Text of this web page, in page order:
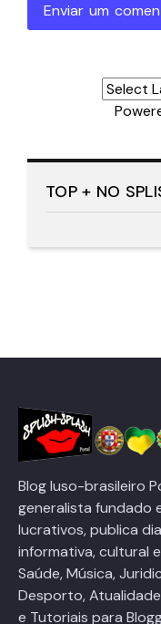
Enviar um
TOP + NO
Blog luso-brasileiro
generalista fundado
lucrativos, publica
informativa, cultural
Saúde, Música,
Desporto,
e Tutoriais para